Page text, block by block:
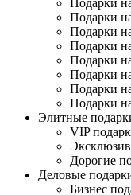
Подарки
Подарки
Подарки
Подарки
Подарки
Подарки
Подарки
Подарки
Элитные
VIP
Дорогие
Деловые
Бизнес